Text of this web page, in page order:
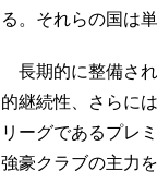
る。それらの国は
長期的に整備さ
的継続性、さらに
リーグであるプレ
強豪クラブの主力